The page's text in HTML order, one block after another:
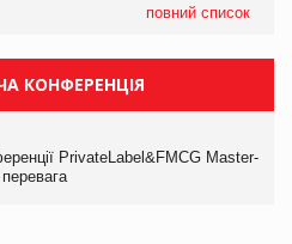
повний список
КОНФЕРЕНЦІЯ
PrivateLabel&FMCG Master-